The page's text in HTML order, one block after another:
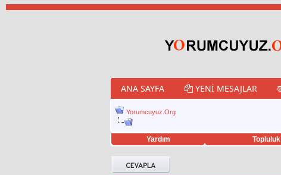
ANA SAYFA YENI MESAJLAR
Yorumcuyuz.Org
Yardım Topluluk
twitter retweet hilesi